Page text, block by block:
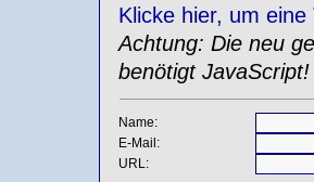
Klicke hier, um
Achtung: Die neu
benötigt JavaScript!
Name:
E-Mail:
URL: